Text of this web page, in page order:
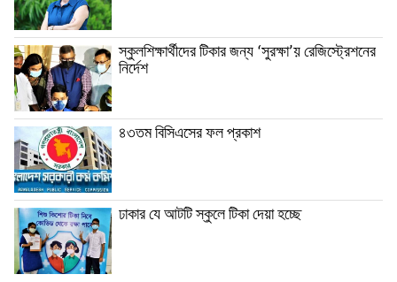
স্কুলশিক্ষার্থীদের টিকার জন্য ‘সুরক্ষা’য় রেজিস্ট্রেশনের
নির্দেশ
৪৩তম বিসিএসের ফল প্রকাশ
ঢাকার যে আটটি স্কুলে টিকা দেয়া হচ্ছে